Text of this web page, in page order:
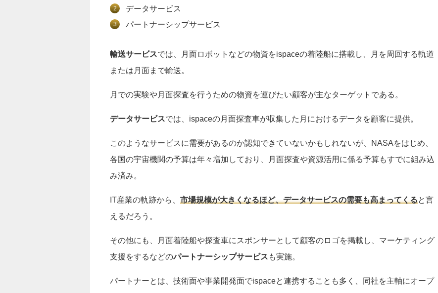
データサービス
パートナーシップサービス
輸送サービスでは、月面ロボットなどの物資をispaceの着陸船に搭載し、月を周回する軌道
または月面まで輸送。
月での実験や月面探査を行うための物資を運びたい顧客が主なターゲットである。
データサービスでは、ispaceの月面探査車が収集した月におけるデータを顧客に提供。
このようなサービスに需要があるのか認知できていないかもしれないが、NASAをはじめ、
各国の宇宙機関の予算は年々増加しており、月面探査や資源活用に係る予算もすでに組み込
み済み。
IT産業の軌跡から、市場規模が大きくなるほど、データサービスの需要も高まってくる と言
えるだろう。
その他にも、月面着陸船や探査車にスポンサーとして顧客のロゴを掲載し、マーケティング
支援をするなどのパートナーシップサービス も実施。
パートナーとは、技術面や事業開発面でispaceと連携することも多く、同社を主軸にオープ